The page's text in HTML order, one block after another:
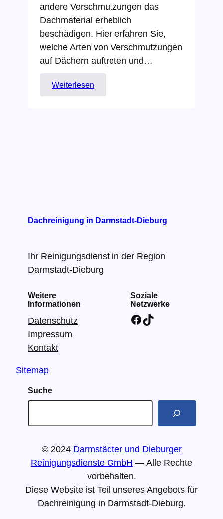
andere Verschmutzungen das
Dachmaterial erheblich
beschädigen. Hier erfahren Sie,
welche Arten von Verschmutzungen
auf Dächern auftreten und…
Weiterlesen
Wie
Dachreinigung in Darmstadt-Dieburg
Ihr Reinigungsdienst in der Region
Darmstadt-Dieburg
Weitere
Informationen
Datenschutz
Impressum
Kontakt
Soziale
Netzwerke
Facebook TikTok
Sitemap
Suche
e
© 2024 Darmstädter und Dieburger
Reinigungsdienste GmbH — Alle Rechte
vorbehalten.
Diese Website ist Teil unseres Angebots für
Dachreinigung in Darmstadt-Dieburg.